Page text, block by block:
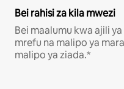
Bei rahisi za kila mwezi
Bei maalumu kwa ajili
mrefu na malipo ya
malipo ya ziada.*